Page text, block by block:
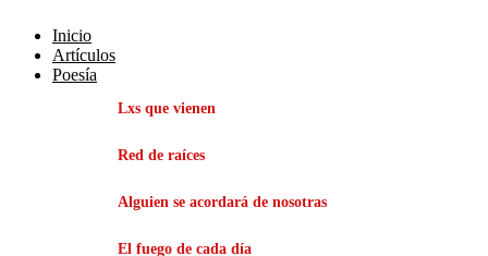
Inicio
Artículos
Poesía
Lxs que vienen
Red de raíces
Alguien se acordará de nosotras
El fuego de cada día